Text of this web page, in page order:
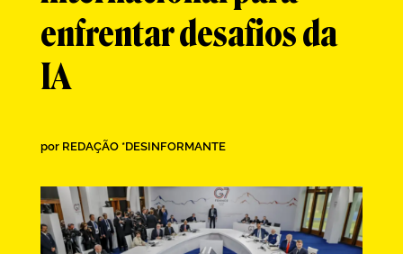
enfrentar desafios da
IA
por REDAÇÃO *DESINFORMANTE